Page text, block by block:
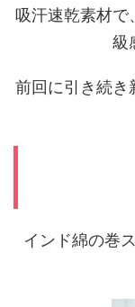
吸汗速乾素材で
級
前回に引き続き
インド綿の巻